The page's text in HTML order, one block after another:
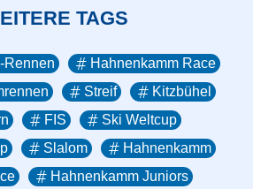
TAGS
Rennen
Hahnenkamm Race
Streif
Kitzbühel
FIS
Ski Weltcup
Slalom
Hahnenkamm
Hahnenkamm Juniors